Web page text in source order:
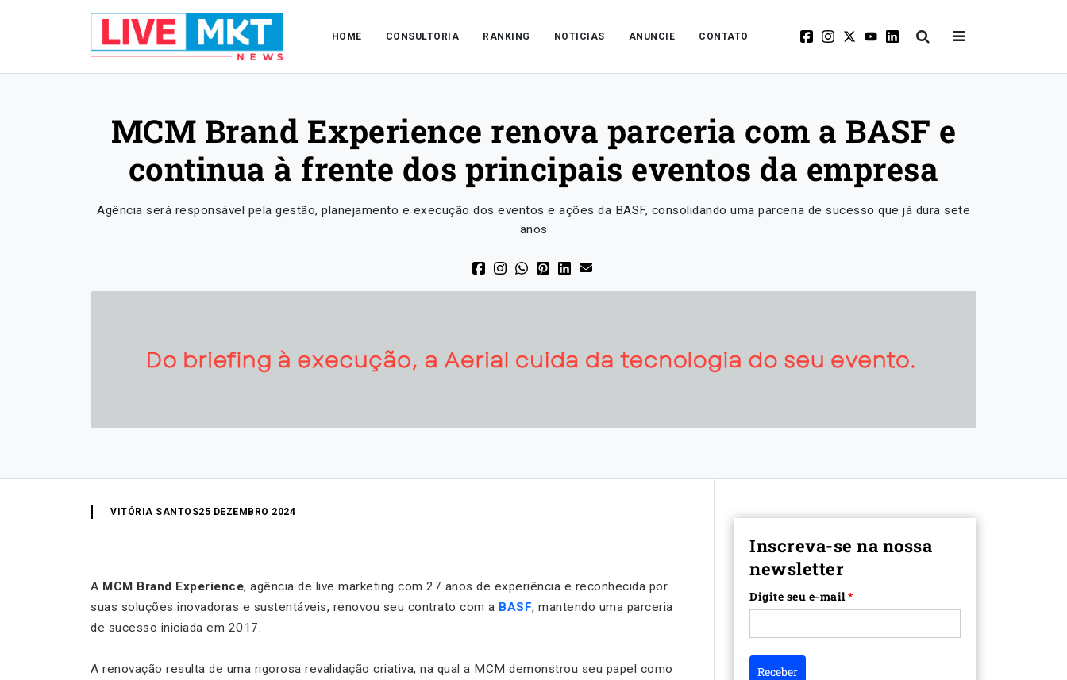
HOME CONSULTORIA RANKING NOTICIAS ANUNCIE CONTATO
MCM Brand Experience renova parceria com a BASF e
continua à frente dos principais eventos da empresa
Agência será responsável pela gestão, planejamento e execução dos eventos e ações da BASF, consolidando uma parceria de sucesso que já dura sete
anos
VITÓRIA SANTOS25 DEZEMBRO 2024
A MCM Brand Experience, agência de live marketing com 27 anos de experiência e reconhecida por
suas soluções inovadoras e sustentáveis, renovou seu contrato com a BASF, mantendo uma parceria
de sucesso iniciada em 2017.
A renovação resulta de uma rigorosa revalidação criativa, na qual a MCM demonstrou seu papel como
Inscreva-se na nossa
newsletter
Digite seu e-mail*
Receber